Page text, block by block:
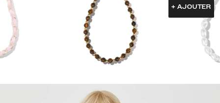
+ AJOUTER